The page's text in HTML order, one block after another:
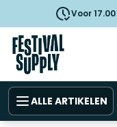
Voor
ALLE ARTIKELEN